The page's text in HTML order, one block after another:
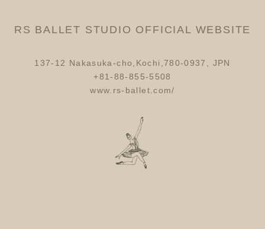
RS BALLET STUDIO OFFICIAL WEBSITE
137-12 Nakasuka-cho,Kochi,780-0937, JPN
+81-88-855-5508
www.rs-ballet.com/